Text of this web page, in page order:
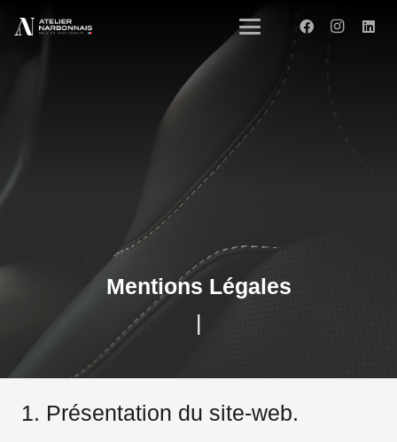
Mentions Légales
|
1. Présentation du site-web.